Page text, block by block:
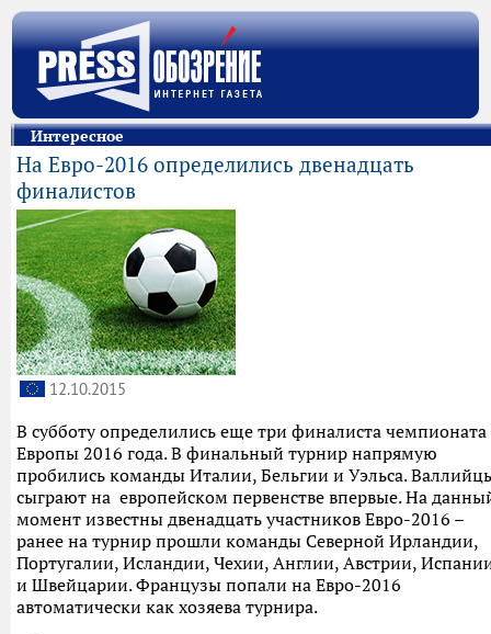
Интересное
На Евро-2016 определились двенадцать
финалистов
12.10.2015
В субботу определились еще три финалиста чемпионата
Европы 2016 года. В финальный турнир напрямую
пробились команды Италии, Бельгии и Уэльса.
сыграют на европейском первенстве впервые. На
момент известны двенадцать участников Евро-2016 –
ранее на турнир прошли команды Северной Ирландии,
Португалии, Исландии, Чехии, Англии, Австрии,
и Швейцарии. Французы попали на Евро-2016
автоматически как хозяева турнира.